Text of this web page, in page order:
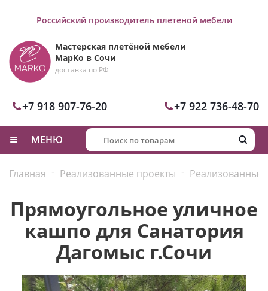
Российский производитель плетеной мебели
Мастерская плетёной мебели
МарКо в Сочи
доставка по РФ
+7 918 907-76-20 +7 922 736-48-70
МЕНЮ
Главная - Реализованные проекты -
Прямоугольное уличное
кашпо для Санатория
Дагомыс г.Сочи